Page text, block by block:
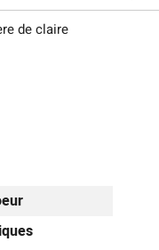
de claire